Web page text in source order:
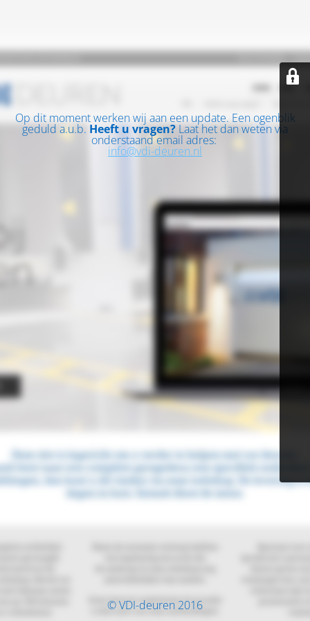
Op dit moment werken wij aan een update. Een ogenblik
geduld a.u.b. Heeft u vragen? Laat het dan weten via
onderstaand email adres:
info@vdi-deuren.nl
© VDI-deuren 2016